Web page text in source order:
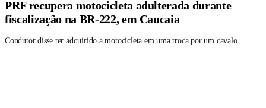
PRF recupera motocicleta adulterada durante
fiscalização na BR-222, em Caucaia
Condutor disse ter adquirido a motocicleta em uma troca por um cavalo